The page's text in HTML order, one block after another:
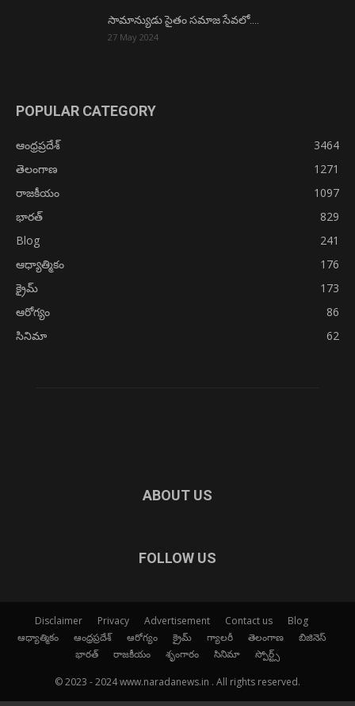
సామాన్యుడు సైతం సమాజ సేవలో….
27 May 2024
POPULAR CATEGORY
ఆంధ్రప్రదేశ్
3464
తెలంగాణ
1271
రాజకీయం
1097
భారత్
829
Blog
241
ఆధ్యాత్మికం
176
క్రైమ్
173
ఆరోగ్యం
86
సినిమా
62
ABOUT US
FOLLOW US
Disclaimer Privacy Advertisement Contact us
Blog
ఆధ్యాత్మికం
ఆంధ్రప్రదేశ్ ఆరోగ్యం క్రైమ్ గ్యాలరీ తెలంగాణ
బిజినెస్
భారత్
రాజకీయం శృంగారం సినిమా స్పోర్ట్స్
© 2023 - 2024 www.naradanews.in . All rights reserved.